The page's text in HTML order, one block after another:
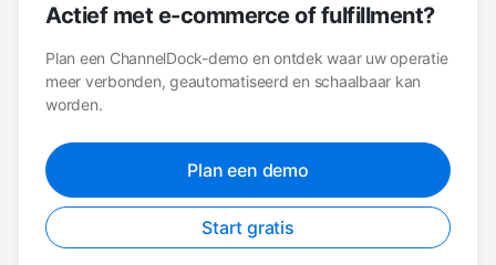
Actief met e-commerce of fulfillment?
Plan een ChannelDock-demo en ontdek waar uw operatie
meer verbonden, geautomatiseerd en schaalbaar kan
worden.
Plan een demo
Start gratis